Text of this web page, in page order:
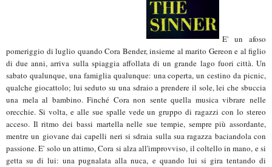
E' un afoso
pomeriggio di luglio quando Cora Bender, insieme al marito Gereon e al figlio
di due anni, arriva sulla spiaggia affollata di un grande lago fuori città. Un
sabato qualunque, una famiglia qualunque: una coperta, un cestino da picnic,
qualche giocattolo; lui seduto su una sdraio a prendere il sole, lei che sbuccia
una mela al bambino. Finché Cora non sente quella musica vibrare nelle
orecchie. Si volta, e alle sue spalle vede un gruppo di ragazzi con lo stereo
acceso. Il ritmo dei bassi martella nelle sue tempie, sempre più assordante,
mentre un giovane dai capelli neri si sdraia sulla sua ragazza baciandola con
passione. E' solo un attimo, Cora si alza all'improvviso, il coltello in mano, e si
getta su di lui: una pugnalata alla nuca, e quando lui si gira tentando di